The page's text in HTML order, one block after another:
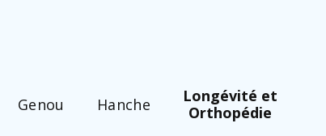
Longévité et
Orthopédie
Hanche
Genou